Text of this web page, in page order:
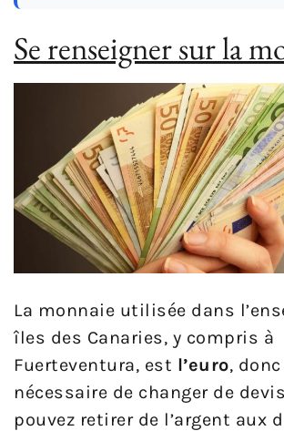
Se renseigner sur la
La monnaie utilisée dans
îles des Canaries, y compris à
Fuerteventura, est l’euro,
nécessaire de changer de
pouvez retirer de l’argent aux